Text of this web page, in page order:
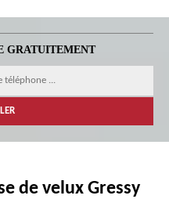
GRATUITEMENT
de velux Gressy